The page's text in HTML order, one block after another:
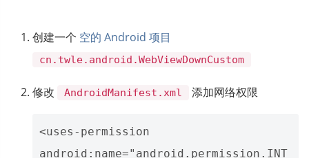
创建一个 空的 Android 项目
cn.twle.android.WebViewDownCustom
修改 AndroidManifest.xml 添加网络权限
<uses-permission
android:name="android.permission.INT